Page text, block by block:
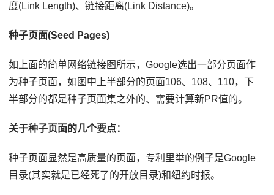
度(Link Length)、链接距离(Link Distance)。
种子页面(Seed Pages)
如上面的简单网络链接图所示，Google选出一部分页面作
为种子页面，如图中上半部分的页面106、108、110，下
半部分的都是种子页面集之外的、需要计算新PR值的。
关于种子页面的几个要点：
种子页面显然是高质量的页面，专利里举的例子是Google
目录(其实就是已经死了的开放目录)和纽约时报。